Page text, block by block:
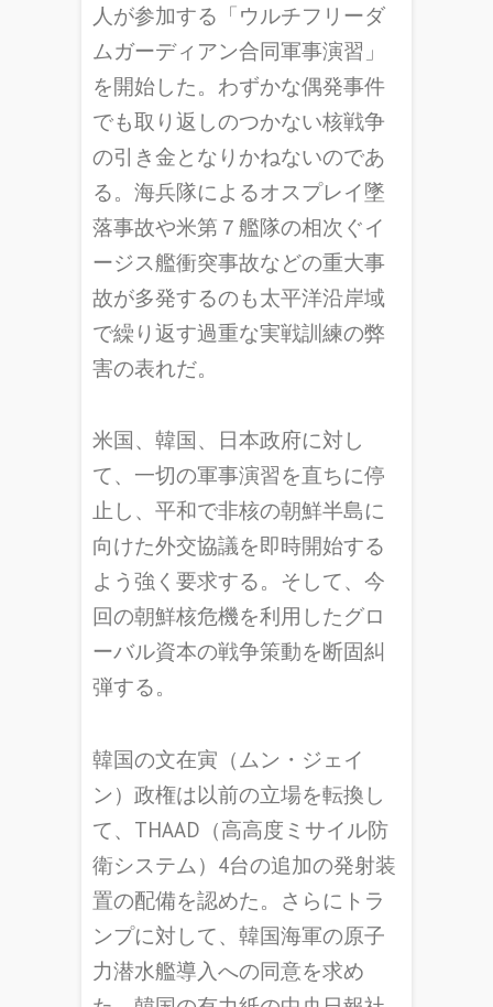
人が参加する「ウルチフリーダ
ムガーディアン合同軍事演習」
を開始した。わずかな偶発事件
でも取り返しのつかない核戦争
の引き金となりかねないのであ
る。海兵隊によるオスプレイ墜
落事故や米第７艦隊の相次ぐイ
ージス艦衝突事故などの重大事
故が多発するのも太平洋沿岸域
で繰り返す過重な実戦訓練の弊
害の表れだ。
米国、韓国、日本政府に対し
て、一切の軍事演習を直ちに停
止し、平和で非核の朝鮮半島に
向けた外交協議を即時開始する
よう強く要求する。そして、今
回の朝鮮核危機を利用したグロ
ーバル資本の戦争策動を断固糾
弾する。
韓国の文在寅（ムン・ジェイ
ン）政権は以前の立場を転換し
て、THAAD（高高度ミサイル防
衛システム）4台の追加の発射装
置の配備を認めた。さらにトラ
ンプに対して、韓国海軍の原子
力潜水艦導入への同意を求め